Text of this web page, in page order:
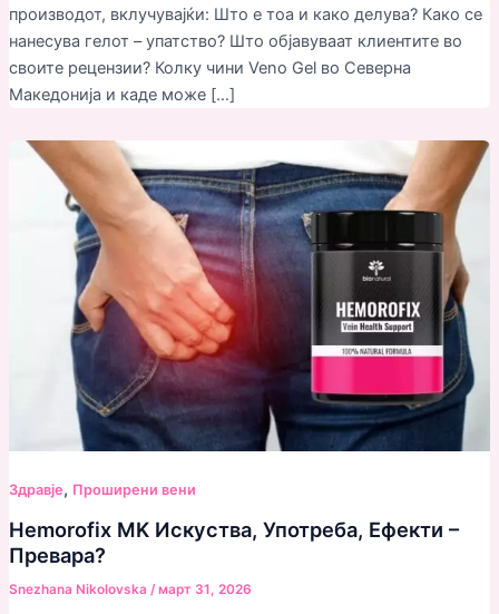
производот, вклучувајќи: Што е тоа и како делува? Како се
нанесува гелот – упатство? Што објавуваат клиентите во
своите рецензии? Колку чини Veno Gel во Северна
Македонија и каде може […]
Здравjе, Проширени вени
Hemorofix MK Искуства, Употреба, Ефекти –
Превара?
Snezhana Nikolovska /март 31, 2026